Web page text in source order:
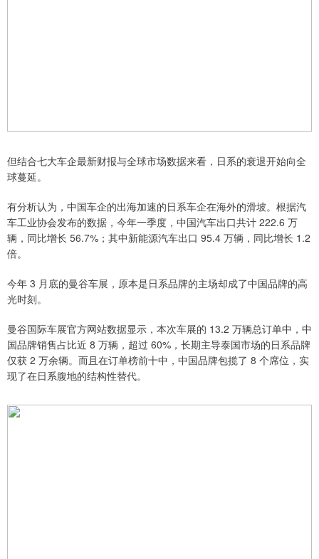
但结合七大车企最新财报与全球市场数据来看，日系的衰退开始向全
球蔓延。
有分析认为，中国车企的出海加速的日系车企在海外的滑坡。根据汽
车工业协会发布的数据，今年一季度，中国汽车出口共计 222.6 万
辆，同比增长 56.7%；其中新能源汽车出口 95.4 万辆，同比增长 1.2
倍。
今年 3 月底的曼谷车展，原本是日系品牌的主场却成了中国品牌的高
光时刻。
曼谷国际车展官方网站数据显示，本次车展的 13.2 万辆总订单中，中
国品牌销售占比近 8 万辆，超过 60%，长期主导泰国市场的日系品牌
仅获 2 万余辆。而且在订单榜前十中，中国品牌包揽了 8 个席位，实
现了在日系腹地的结构性替代。